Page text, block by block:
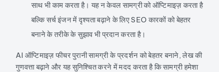
साथ भी काम करता है। यह न केवल सामग्री को ऑप्टिमाइज़ करता है
बल्कि सर्च इंजन में दृश्यता बढ़ाने के लिए SEO कारकों को बेहतर
बनाने के तरीके के सुझाव भी प्रदान करता है।
AI ऑप्टिमाइज़ फीचर पुरानी सामग्री के प्रदर्शन को बेहतर बनाने, लेख की
गुणवत्ता बढ़ाने और यह सुनिश्चित करने में मदद करता है कि सामग्री हमेशा